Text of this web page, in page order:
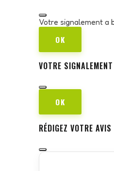
Votre signalement a
OK
VOTRE
OK
RÉDIGEZ VOTRE AVIS